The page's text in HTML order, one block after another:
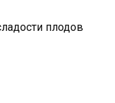
плодов